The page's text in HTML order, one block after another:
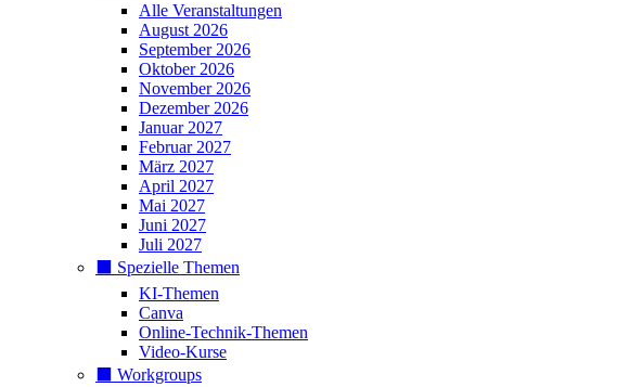
Alle Veranstaltungen
August 2026
September 2026
Oktober 2026
November 2026
Dezember 2026
Januar 2027
Februar 2027
März 2027
April 2027
Mai 2027
Juni 2027
Juli 2027
⬛️ Spezielle Themen
KI-Themen
Canva
Online-Technik-Themen
Video-Kurse
⬛️ Workgroups